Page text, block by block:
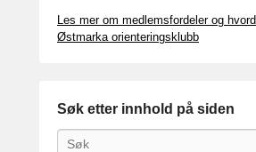
Les mer om medlemsfordeler og
Østmarka orienteringsklubb
Søk etter innhold på siden
Search